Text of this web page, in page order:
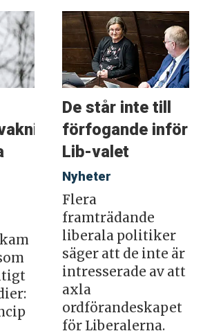
De står inte till
förfogande inför
Lib-valet
Nyheter
Flera
framträdande
liberala politiker
säger att de inte är
intresserade av att
axla
ordförandeskapet
för Liberalerna.